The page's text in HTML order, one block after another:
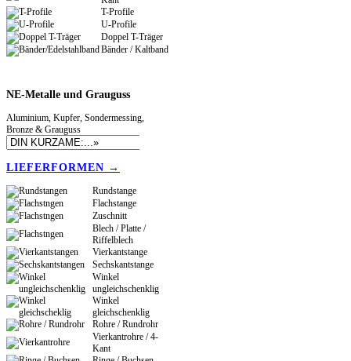
T-Profile
U-Profile
Doppel T-Träger
Bänder / Kaltband
NE-Metalle und Grauguss
Aluminium, Kupfer, Sondermessing,
Bronze & Grauguss
LIEFERFORMEN →
Rundstange
Flachstange
Zuschnitt
Blech / Platte /
Riffelblech
Vierkantstange
Sechskantstange
Winkel
ungleichschenklig
Winkel
gleichschenklig
Rohre / Rundrohr
Vierkantrohre / 4-
Kant